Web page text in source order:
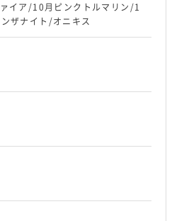
イア/10月ピンクトルマリン/1
ザナイト/オニキス